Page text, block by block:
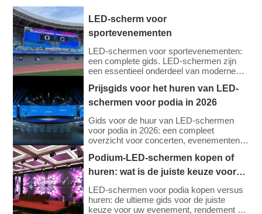
LED-scherm voor
sportevenementen
LED-schermen voor sportevenementen:
een complete gids. LED-schermen zijn
een essentieel onderdeel van moderne
wedstrijdbeelden, herhalingen, scores,
reclame en mogelijkheden voor interactie
met fans. Deze schermen verbeteren de
beleving van de wedstrijddag voor de fans
en bieden waardevolle kansen voor
sponsoring en reclame-inkomsten. Deze
kenmerken, typen, […]
Prijsgids voor het huren van LED-
schermen voor podia in 2026
Gids voor de huur van LED-schermen
voor podia in 2026: een compleet
overzicht voor concerten, evenementen
Nu we 2026 ingaan, zijn de kosten voor
het huren van LED-schermen
gestabiliseerd, ondanks de
technologische vooruitgang. Hoewel de
huurprijzen voor losse panelen licht zijn
gedaald dankzij efficiëntere
Podium-LED-schermen kopen of
huren: wat is de juiste keuze voor
uw evenement?
LED-schermen voor podia kopen versus
huren: de ultieme gids voor de juiste
keuze voor uw evenement, rendement op